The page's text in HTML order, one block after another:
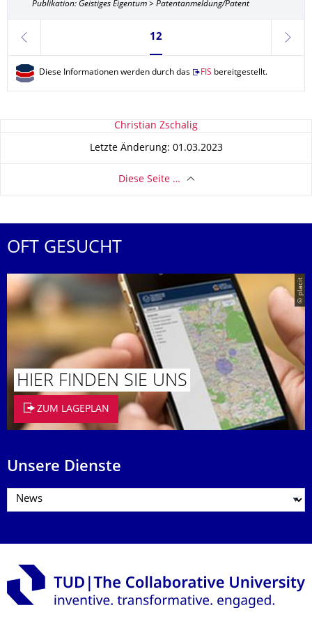
Publikation: Geistiges Eigentum > Patentanmeldung/Patent
zurück
Seite 12, aktuell ausgewählt
12
weiter
Diese Informationen werden durch das FIS bereitgestellt.
Zu dieser Seite Christian Zschalig
Letzte Änderung: 01.03.2023
Diese Seite …
OFT GESUCHT
© placit
HIER FINDEN SIE UNS
ZUM LAGEPLAN
Unsere Dienste